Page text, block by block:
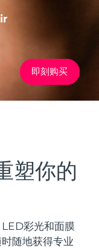
即刻购买
塑你的
彩光和面膜
随地获得专业
Scalp
& 18% PAP gel
Gel
预计送达日期8/13/26
预计送达日期8/9/26
预计送达日期8/11/26
预计送达日期8/9/26